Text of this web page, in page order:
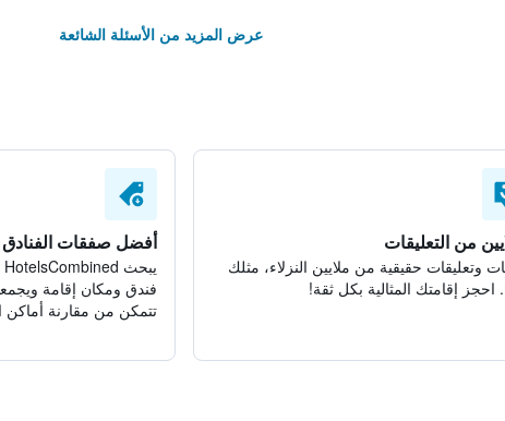
عرض المزيد من الأسئلة الشائعة
من التعليقات
وتعليقات حقيقية من ملايين النزلاء، مثلك
احجز إقامتك المثالية بكل ثقة!
أفضل صفقات الفنادق
فندق ومكان إقامة
تتمكن من مقارنة أماكن